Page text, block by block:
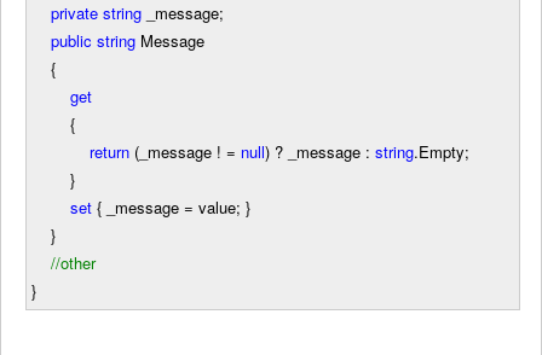
private string _message;
public string Message
{
get
{
return (_message ! = null) ? _message : string.Empty;
}
set { _message = value; }
}
//other
}